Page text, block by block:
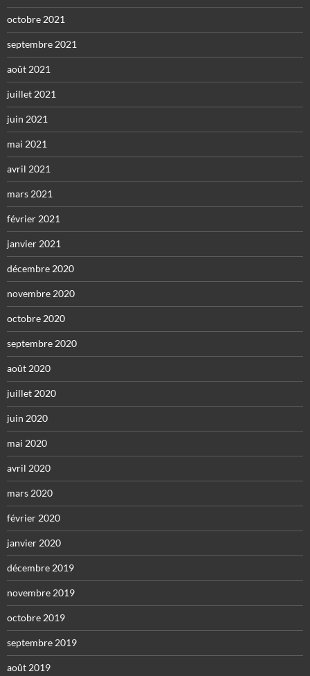
octobre 2021
septembre 2021
août 2021
juillet 2021
juin 2021
mai 2021
avril 2021
mars 2021
février 2021
janvier 2021
décembre 2020
novembre 2020
octobre 2020
septembre 2020
août 2020
juillet 2020
juin 2020
mai 2020
avril 2020
mars 2020
février 2020
janvier 2020
décembre 2019
novembre 2019
octobre 2019
septembre 2019
août 2019